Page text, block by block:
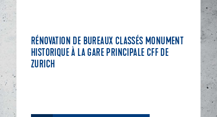
RÉNOVATION DE BUREAUX CLASSÉS MONUMENT
HISTORIQUE À LA GARE PRINCIPALE CFF DE
ZURICH